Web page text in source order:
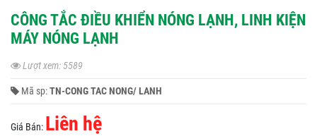
CÔNG TẮC ĐIỀU KHIỂN NÓNG LẠNH, LINH KIỆN
MÁY NÓNG LẠNH
Lượt xem: 5589
Mã sp:TN-CONG TAC NONG/ LANH
Giá Bán: Liên hệ